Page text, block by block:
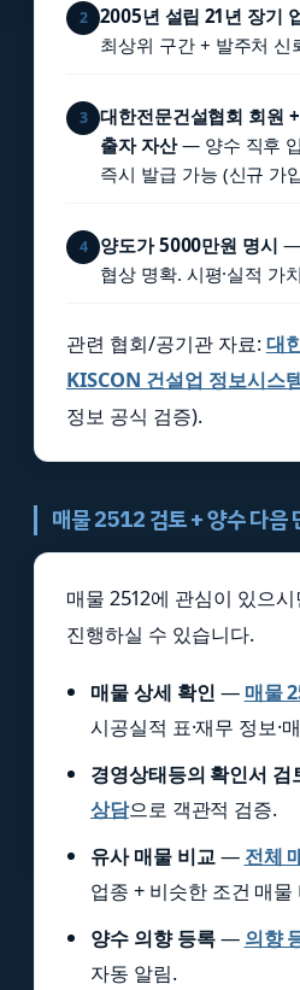
2 2005년 설립 21년 장기
최상위 구간 + 발주처 신
3
대한전문건설협회 회원
출자 자산— 양수 직후 입
즉시 발급 가능 (신규 가
4 양도가 5000만원 명시 —
협상 명확. 시평·실적 가
관련 협회/공기관 자료:대
KISCON 건설업 정보시스
정보 공식 검증).
매물 2512 검토 + 양수 다음
매물 2512에 관심이 있으
진행하실 수 있습니다.
매물 상세 확인 — 매물
시공실적 표·재무 정보·
경영상태등의 확인서 검
상담으로 객관적 검증.
유사 매물 비교— 전체
업종 + 비슷한 조건 매물
양수 의향 등록— 의향
자동 알림.